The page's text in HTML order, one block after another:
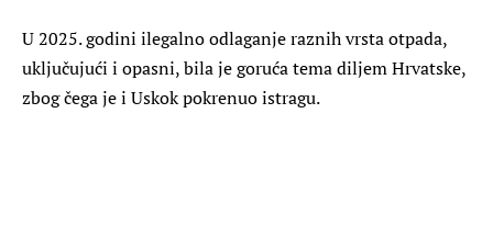
U 2025. godini ilegalno odlaganje raznih vrsta otpada,
uključujući i opasni, bila je goruća tema diljem Hrvatske,
zbog čega je i Uskok pokrenuo istragu.